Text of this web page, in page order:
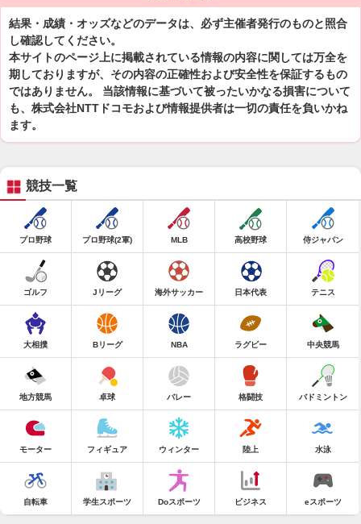
結果・成績・オッズなどのデータは、必ず主催者発行のものと照合
し確認してください。
本サイトのページ上に掲載されている情報の内容に関しては万全を
期しておりますが、その内容の正確性および安全性を保証するもの
ではありません。 当該情報に基づいて被ったいかなる損害について
も、株式会社NTTドコモおよび情報提供者は一切の責任を負いかね
ます。
競技一覧
プロ野球 プロ野球(2軍) MLB 高校野球 侍ジャパン
ゴルフ Jリーグ 海外サッカー 日本代表 テニス
大相撲 Bリーグ NBA ラグビー 中央競馬
地方競馬 卓球 バレー 格闘技 バドミントン
モーター フィギュア ウィンター 陸上 水泳
自転車 学生スポーツ Doスポーツ ビジネス eスポーツ